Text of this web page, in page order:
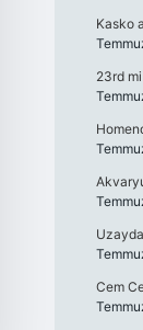
Kasko
23rd
Cem